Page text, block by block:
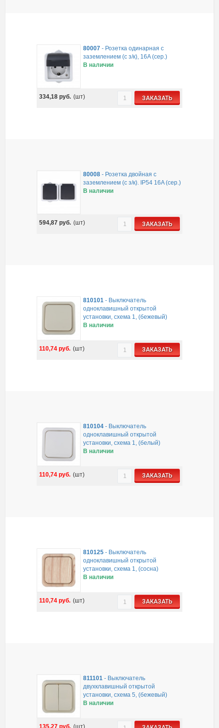
80007- Розетка одинарная с
заземлением (с з/к), 16A (сер.)
В наличии
334,18 руб. (шт) ЗАКАЗАТЬ
80008- Розетка двойная с
заземлением (с з/к). IP54 16A (сер.)
В наличии
594,87 руб. (шт) ЗАКАЗАТЬ
810101- Выключатель
одноклавишный открытой
установки, схема 1, (бежевый)
В наличии
110,74 руб. (шт) ЗАКАЗАТЬ
810104- Выключатель
одноклавишный открытой
установки, схема 1, (белый)
В наличии
110,74 руб. (шт) ЗАКАЗАТЬ
810125- Выключатель
одноклавишный открытой
установки, схема 1, (сосна)
В наличии
110,74 руб. (шт) ЗАКАЗАТЬ
811101 - Выключатель
двухклавишный открытой
установки, схема 5, (бежевый)
В наличии
135,27 руб. (шт)